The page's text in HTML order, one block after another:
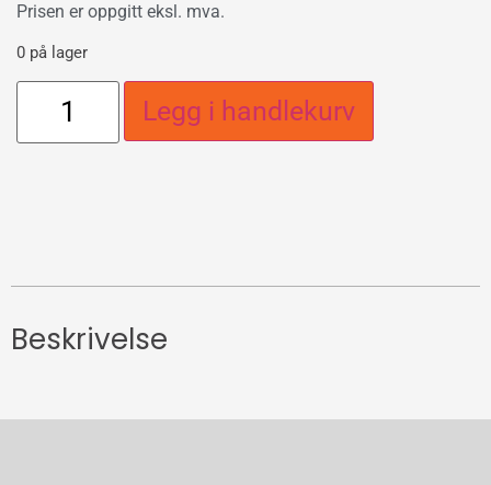
Prisen er oppgitt eksl. mva.
0 på lager
Legg i handlekurv
Beskrivelse